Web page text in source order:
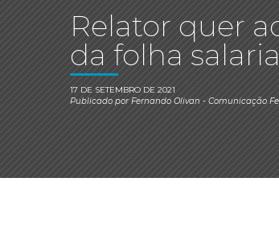
Relator quer
da folha
17 DE SETEMBRO DE 2021
Publicado porFernando Olivan- Comunicação